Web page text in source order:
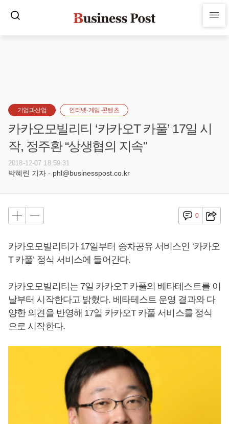
기업과산업 인터넷·게임·콘텐츠
카카오모빌리티 ‘카카오T 카풀’ 17일 시
작, 정주환 “상생협의 지속"
2018-12-07 18:59:31
박혜린 기자 - phl@businesspost.co.kr
0
카카오모빌리티가 17일부터 승차공유 서비스인 ‘카카오
T 카풀’ 정식 서비스에 들어간다.
카카오모빌리티는 7일 카카오T 카풀의 베타테스트를 이
날부터 시작한다고 밝혔다. 베타테스트 운영 결과와 다
양한 의견을 반영해 17일 카카오T 카풀 서비스를 정식
으로 시작한다.